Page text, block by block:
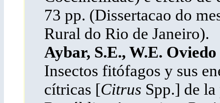
73 pp. (Dissertacao do
Rural do Rio de Janeiro).
Aybar, S.E., W.E.
Insectos fitófagos y sus
cítricas [Citrus Spp.] de